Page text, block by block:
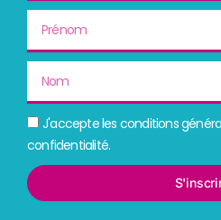
conditions
générales
J'accepte les conditions
confidentialité.